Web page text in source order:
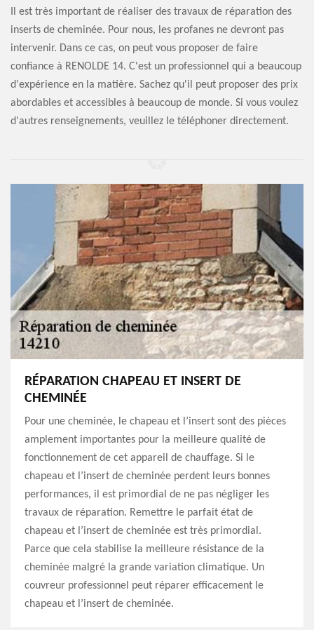
Il est très important de réaliser des travaux de réparation des
inserts de cheminée. Pour nous, les profanes ne devront pas
intervenir. Dans ce cas, on peut vous proposer de faire
confiance à RENOLDE 14. C'est un professionnel qui a beaucoup
d'expérience en la matière. Sachez qu'il peut proposer des prix
abordables et accessibles à beaucoup de monde. Si vous voulez
d'autres renseignements, veuillez le téléphoner directement.
RÉPARATION CHAPEAU ET INSERT DE
CHEMINÉE
Pour une cheminée, le chapeau et l’insert sont des pièces
amplement importantes pour la meilleure qualité de
fonctionnement de cet appareil de chauffage. Si le
chapeau et l’insert de cheminée perdent leurs bonnes
performances, il est primordial de ne pas négliger les
travaux de réparation. Remettre le parfait état de
chapeau et l’insert de cheminée est très primordial.
Parce que cela stabilise la meilleure résistance de la
cheminée malgré la grande variation climatique. Un
couvreur professionnel peut réparer efficacement le
chapeau et l’insert de cheminée.